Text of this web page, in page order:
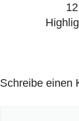
Schreibe einen